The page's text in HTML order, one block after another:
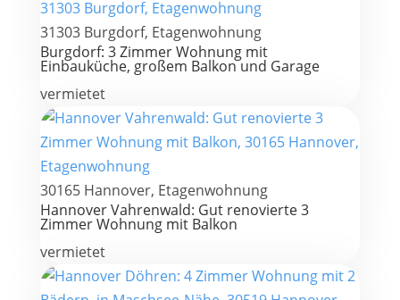
31303 Burgdorf, Etagenwohnung
Burgdorf: 3 Zimmer Wohnung mit
Einbauküche, großem Balkon und Garage
vermietet
30165 Hannover, Etagenwohnung
Hannover Vahrenwald: Gut renovierte 3
Zimmer Wohnung mit Balkon
vermietet